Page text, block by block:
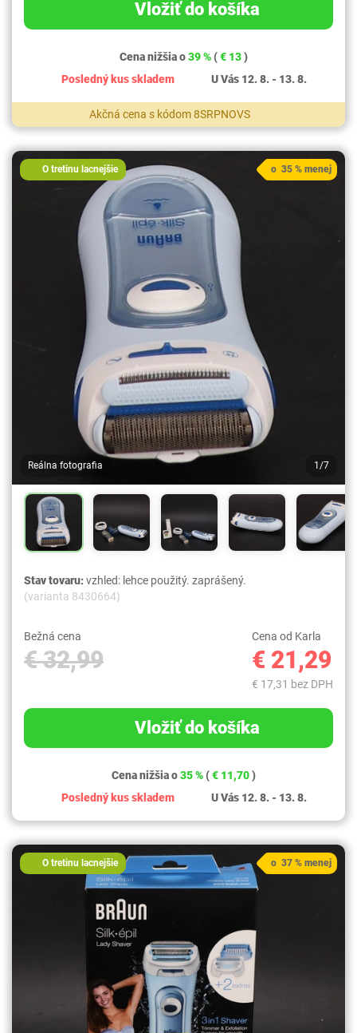
Vložiť do košíka
Cena nižšia o39 % (€ 13)
Posledný kus skladem
U Vás 12. 8. - 13. 8.
Akčná cena s kódom 8SRPNOVS
O tretinu lacnejšie
Reálna fotografia 1/7
o 35 % menej
Stav tovaru:vzhled: lehce použitý. zaprášený.
(varianta 8430664)
Bežná cena
€ 32,99
Cena od Karla
€ 21,29
€ 17,31 bez DPH
Vložiť do košíka
Cena nižšia o35 % (€ 11,70)
Posledný kus skladem
U Vás 12. 8. - 13. 8.
O tretinu lacnejšie o 37 % menej